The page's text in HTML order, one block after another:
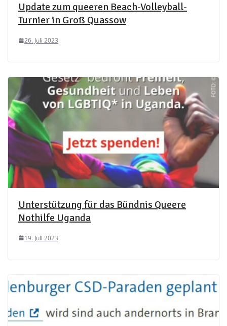
Update zum queeren Beach-Volleyball-
Turnier in Groß Quassow
26. Juli 2023
Unterstützung für das Bündnis Queere
Nothilfe Uganda
19. Juli 2023